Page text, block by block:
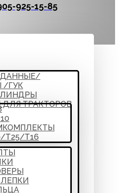
925-15-85
/ГУК
ДЛЯ ТРАКТОРОВ
Т25/Т16